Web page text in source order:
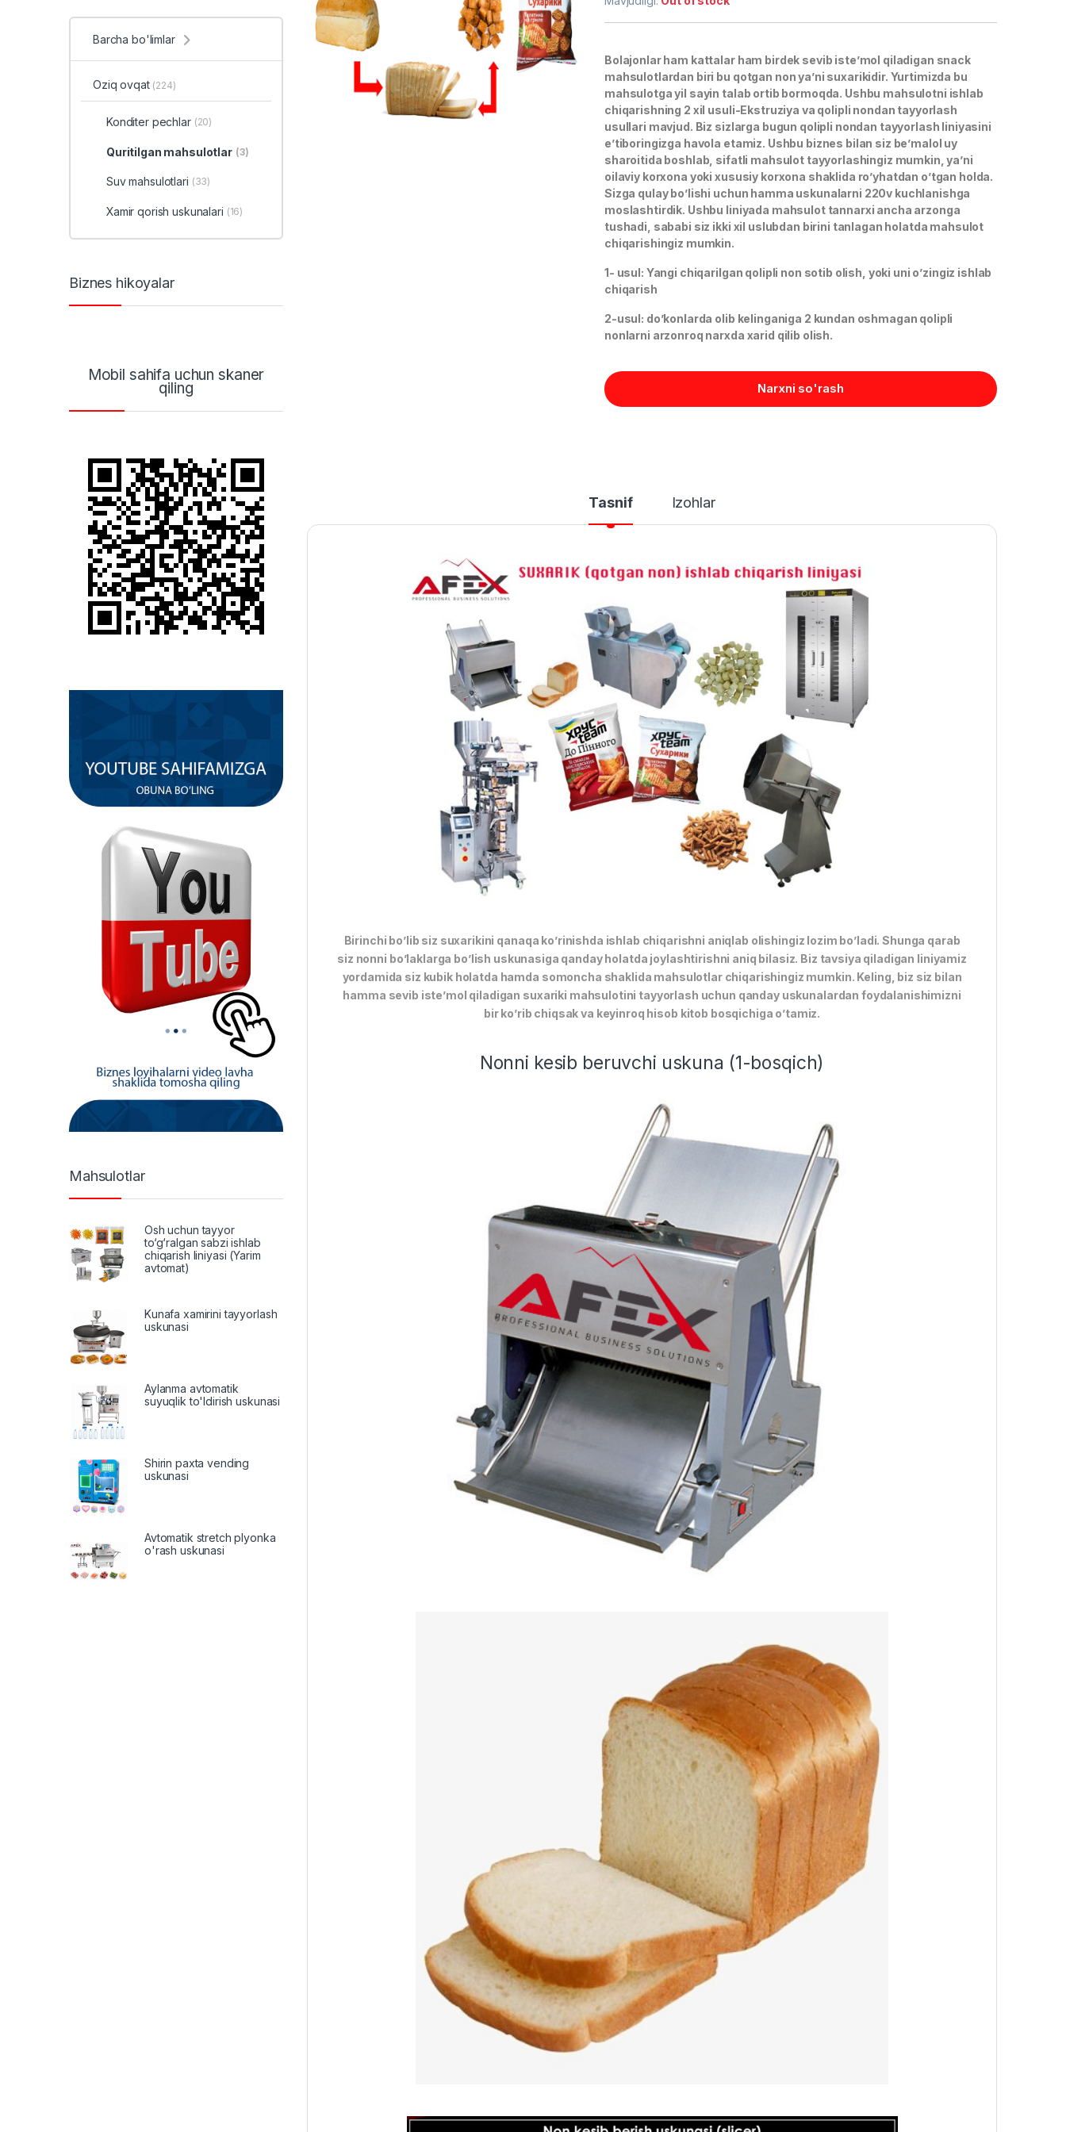
based on
customer
Bolajonlar ham kattalar ham birdek sevib iste’mol qiladigan snack
mahsulotlardan biri bu qotgan non ya’ni suxarikidir. Yurtimizda bu
mahsulotga yil sayin talab ortib bormoqda. Ushbu mahsulotni ishlab
chiqarishning 2 xil usuli-Ekstruziya va qolipli nondan tayyorlash
usullari mavjud. Biz sizlarga bugun qolipli nondan tayyorlash liniyasini
e’tiboringizga havola etamiz. Ushbu biznes bilan siz be’malol uy
sharoitida boshlab, sifatli mahsulot tayyorlashingiz mumkin, ya’ni
oilaviy korxona yoki xususiy korxona shaklida ro’yhatdan o’tgan holda.
Sizga qulay bo’lishi uchun hamma uskunalarni 220v kuchlanishga
moslashtirdik. Ushbu liniyada mahsulot tannarxi ancha arzonga
tushadi, sababi siz ikki xil uslubdan birini tanlagan holatda mahsulot
chiqarishingiz mumkin.
1- usul: Yangi chiqarilgan qolipli non sotib olish, yoki uni o’zingiz ishlab
chiqarish
2-usul: do’konlarda olib kelinganiga 2 kundan oshmagan qolipli
nonlarni arzonroq narxda xarid qilib olish.
Narxni so'rash
Tasnif Izohlar
Birinchi bo’lib siz suxarikini qanaqa ko’rinishda ishlab chiqarishni aniqlab olishingiz lozim bo’ladi. Shunga qarab
siz nonni bo’laklarga bo’lish uskunasiga qanday holatda joylashtirishni aniq bilasiz. Biz tavsiya qiladigan liniyamiz
yordamida siz kubik holatda hamda somoncha shaklida mahsulotlar chiqarishingiz mumkin. Keling, biz siz bilan
hamma sevib iste’mol qiladigan suxariki mahsulotini tayyorlash uchun qanday uskunalardan foydalanishimizni
bir ko’rib chiqsak va keyinroq hisob kitob bosqichiga o’tamiz.
Nonni kesib beruvchi uskuna (1-bosqich)
Barcha bo'limlar
Oziq ovqat (224)
Konditer pechlar (20)
Quritilgan mahsulotlar (3)
Suv mahsulotlari (33)
Xamir qorish uskunalari (16)
Biznes hikoyalar
Mobil sahifa uchun skaner
qiling
Mahsulotlar
Osh uchun tayyor
to‘g‘ralgan sabzi ishlab
chiqarish liniyasi (Yarim
avtomat)
Kunafa xamirini tayyorlash
uskunasi
Aylanma avtomatik
suyuqlik to'ldirish uskunasi
Shirin paxta vending
uskunasi
Avtomatik stretch plyonka
o'rash uskunasi